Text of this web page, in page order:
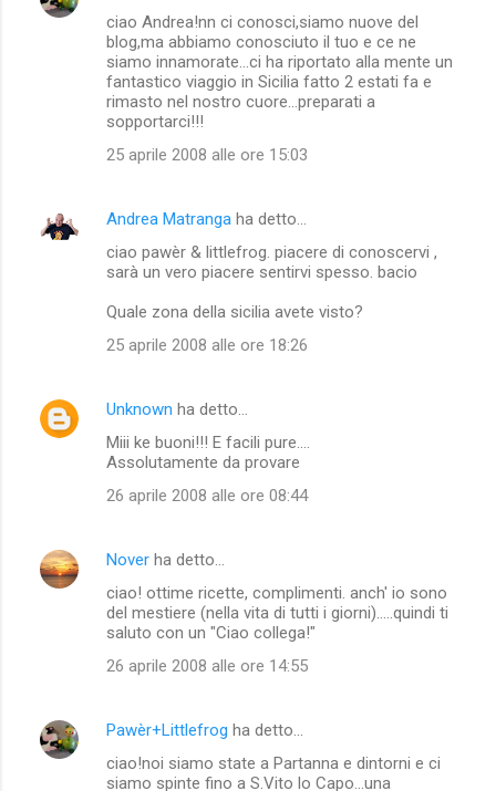
ciao Andrea!nn ci conosci,siamo nuove del
blog,ma abbiamo conosciuto il tuo e ce ne
siamo innamorate...ci ha riportato alla mente un
fantastico viaggio in Sicilia fatto 2 estati fa e
rimasto nel nostro cuore...preparati a
sopportarci!!!
25 aprile 2008 alle ore 15:03
Andrea Matranga ha detto…
ciao pawèr & littlefrog. piacere di conoscervi ,
sarà un vero piacere sentirvi spesso. bacio
Quale zona della sicilia avete visto?
25 aprile 2008 alle ore 18:26
Unknown ha detto…
Miii ke buoni!!! E facili pure....
Assolutamente da provare
26 aprile 2008 alle ore 08:44
Nover ha detto…
ciao! ottime ricette, complimenti. anch' io sono
del mestiere (nella vita di tutti i giorni).....quindi ti
saluto con un "Ciao collega!"
26 aprile 2008 alle ore 14:55
Pawèr+Littlefrog ha detto…
ciao!noi siamo state a Partanna e dintorni e ci
siamo spinte fino a S.Vito lo Capo...una